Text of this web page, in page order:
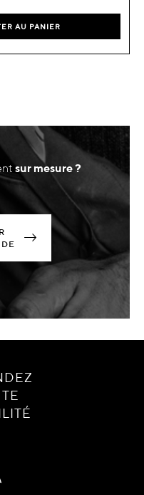
AU PANIER
sur mesure ?